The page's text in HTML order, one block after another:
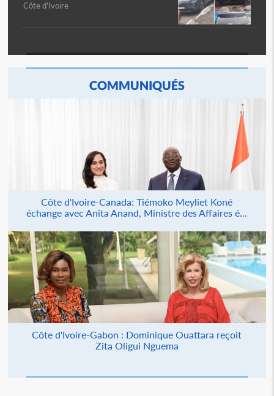
Côte d'Ivoire
COMMUNIQUÉS
Côte d'Ivoire-Canada: Tiémoko Meyliet Koné
échange avec Anita Anand, Ministre des Affaires é...
Côte d'Ivoire-Gabon : Dominique Ouattara reçoit
Zita Oligui Nguema